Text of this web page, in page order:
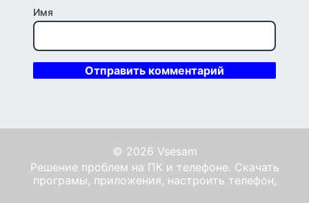
Имя
© 2026 Vsesam
Решение проблем на ПК и телефоне. Скачать
програмы, приложения, настроить телефон,